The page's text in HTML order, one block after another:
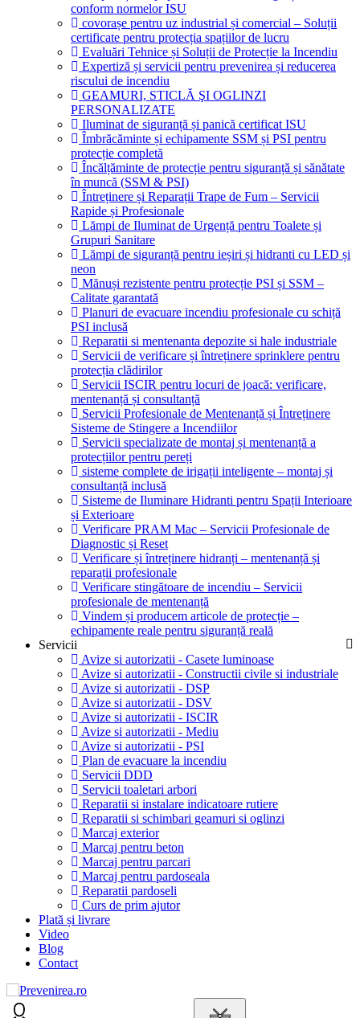
conform normelor ISU
covorașe pentru uz industrial și comercial – Soluții
certificate pentru protecția spațiilor de lucru
Evaluări Tehnice și Soluții de Protecție la Incendiu
Expertiză și servicii pentru prevenirea și reducerea
riscului de incendiu
GEAMURI, STICLĂ ŞI OGLINZI
PERSONALIZATE
Iluminat de siguranță și panică certificat ISU
Îmbrăcăminte și echipamente SSM și PSI pentru
protecție completă
Încălțăminte de protecție pentru siguranță și sănătate
în muncă (SSM & PSI)
Întreținere și Reparații Trape de Fum – Servicii
Rapide și Profesionale
Lămpi de Iluminat de Urgență pentru Toalete și
Grupuri Sanitare
Lămpi de siguranță pentru ieșiri și hidranti cu LED și
neon
Mănuși rezistente pentru protecție PSI și SSM –
Calitate garantată
Planuri de evacuare incendiu profesionale cu schiță
PSI inclusă
Reparatii si mentenanta depozite si hale industriale
Servicii de verificare și întreținere sprinklere pentru
protecția clădirilor
Servicii ISCIR pentru locuri de joacă: verificare,
mentenanță și consultanță
Servicii Profesionale de Mentenanță și Întreținere
Sisteme de Stingere a Incendiilor
Servicii specializate de montaj și mentenanță a
protecțiilor pentru pereți
sisteme complete de irigații inteligente – montaj și
consultanță inclusă
Sisteme de Iluminare Hidranti pentru Spații Interioare
și Exterioare
Verificare PRAM Mac – Servicii Profesionale de
Diagnostic și Reset
Verificare și întreținere hidranți – mentenanță și
reparații profesionale
Verificare stingătoare de incendiu – Servicii
profesionale de mentenanță
Vindem și producem articole de protecție –
echipamente reale pentru siguranță reală
Servicii
Avize si autorizatii - Casete luminoase
Avize si autorizatii - Constructii civile si industriale
Avize si autorizatii - DSP
Avize si autorizatii - DSV
Avize si autorizatii - ISCIR
Avize si autorizatii - Mediu
Avize si autorizatii - PSI
Plan de evacuare la incendiu
Servicii DDD
Servicii toaletari arbori
Reparatii si instalare indicatoare rutiere
Reparatii si schimbari geamuri si oglinzi
Marcaj exterior
Marcaj pentru beton
Marcaj pentru parcari
Marcaj pentru pardoseala
Reparatii pardoseli
Curs de prim ajutor
Plată și livrare
Video
Blog
Contact